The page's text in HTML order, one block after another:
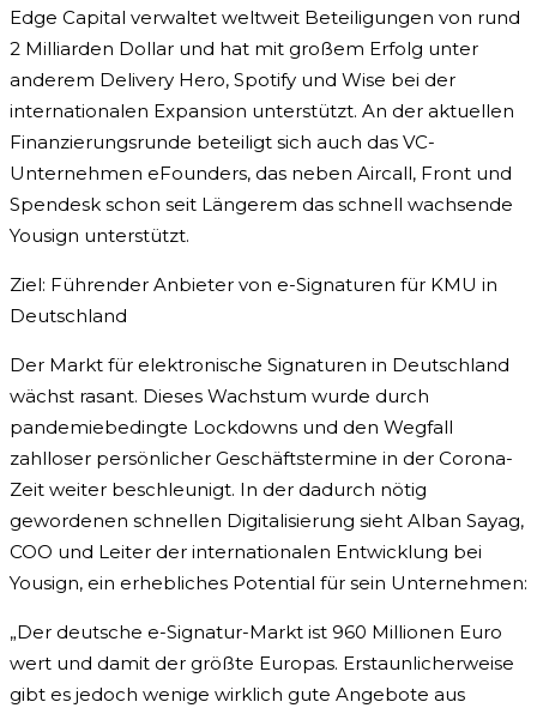
Edge Capital verwaltet weltweit Beteiligungen von rund
2 Milliarden Dollar und hat mit großem Erfolg unter
anderem Delivery Hero, Spotify und Wise bei der
internationalen Expansion unterstützt. An der aktuellen
Finanzierungsrunde beteiligt sich auch das VC-
Unternehmen eFounders, das neben Aircall, Front und
Spendesk schon seit Längerem das schnell wachsende
Yousign unterstützt.
Ziel: Führender Anbieter von e-Signaturen für KMU in
Deutschland
Der Markt für elektronische Signaturen in Deutschland
wächst rasant. Dieses Wachstum wurde durch
pandemiebedingte Lockdowns und den Wegfall
zahlloser persönlicher Geschäftstermine in der Corona-
Zeit weiter beschleunigt. In der dadurch nötig
gewordenen schnellen Digitalisierung sieht Alban Sayag,
COO und Leiter der internationalen Entwicklung bei
Yousign, ein erhebliches Potential für sein Unternehmen:
„Der deutsche e-Signatur-Markt ist 960 Millionen Euro
wert und damit der größte Europas. Erstaunlicherweise
gibt es jedoch wenige wirklich gute Angebote aus